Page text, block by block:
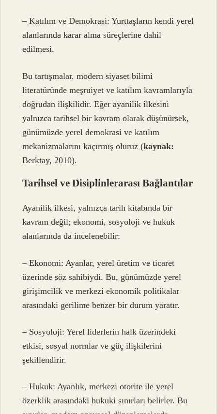
– Katılım ve Demokrasi: Yurttaşların kendi yerel
alanlarında karar alma süreçlerine dahil
edilmesi.
Bu tartışmalar, modern siyaset bilimi
literatüründe meşruiyet ve katılım kavramlarıyla
doğrudan ilişkilidir. Eğer ayanilik ilkesini
yalnızca tarihsel bir kavram olarak düşünürsek,
günümüzde yerel demokrasi ve katılım
mekanizmalarını kaçırmış oluruz (kaynak:
Berktay, 2010).
Tarihsel ve Disiplinlerarası Bağlantılar
Ayanilik ilkesi, yalnızca tarih kitabında bir
kavram değil; ekonomi, sosyoloji ve hukuk
alanlarında da incelenebilir:
– Ekonomi: Ayanlar, yerel üretim ve ticaret
üzerinde söz sahibiydi. Bu, günümüzde yerel
girişimcilik ve merkezi ekonomik politikalar
arasındaki gerilime benzer bir durum yaratır.
– Sosyoloji: Yerel liderlerin halk üzerindeki
etkisi, sosyal normlar ve güç ilişkilerini
şekillendirir.
– Hukuk: Ayanlık, merkezi otorite ile yerel
özerklik arasındaki hukuki sınırları belirler. Bu